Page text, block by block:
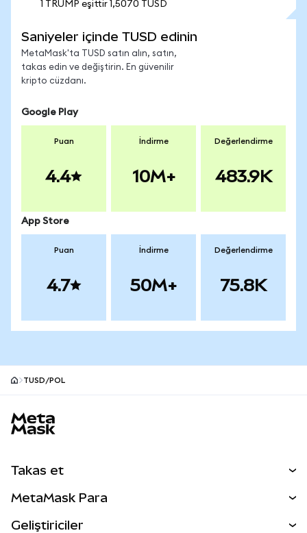
1 TRUMP eşittir 1,5070 TUSD
Saniyeler içinde TUSD edinin
MetaMask'ta TUSD satın alın, satın,
takas edin ve değiştirin. En güvenilir
kripto cüzdanı.
Google Play
Puan
4.4
İndirme
10M+
Değerlendirme
483.9K
App Store
Puan
4.7
İndirme
50M+
Değerlendirme
75.8K
TUSD/POL
Takas et
MetaMask Para
Geliştiriciler